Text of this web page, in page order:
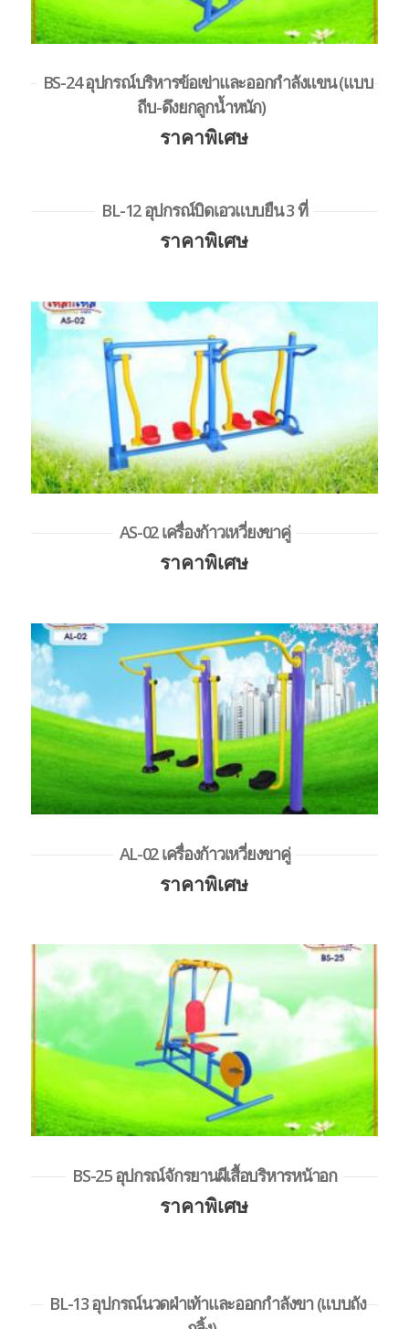
BS-24 อุปกรณ์บริหารข้อเข่าและออกกำลังแขน (แบบ
ถีบ-ดึงยกลูกน้ำหนัก)
ราคาพิเศษ
BL-12 อุปกรณ์บิดเอวแบบยืน 3 ที่
ราคาพิเศษ
AS-02 เครื่องก้าวเหวี่ยงขาคู่
ราคาพิเศษ
AL-02 เครื่องก้าวเหวี่ยงขาคู่
ราคาพิเศษ
BS-25 อุปกรณ์จักรยานผีเสื้อบริหารหน้าอก
ราคาพิเศษ
BL-13 อุปกรณ์นวดฝ่าเท้าและออกกำลังขา (แบบถัง